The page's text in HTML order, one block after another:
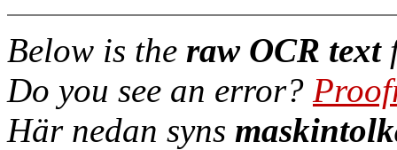
Below is the raw OCR text
Do you see an error?
Här nedan syns